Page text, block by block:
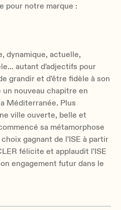
pour notre marque :
dynamique, actuelle,
autant d'adjectifs pour
grandir et d'être fidèle à son
un nouveau chapitre en
Méditerranée. Plus
ville ouverte, belle et
sa métamorphose
gagnant de l'ISE à partir
félicite et applaudit l'ISE
engagement futur dans le